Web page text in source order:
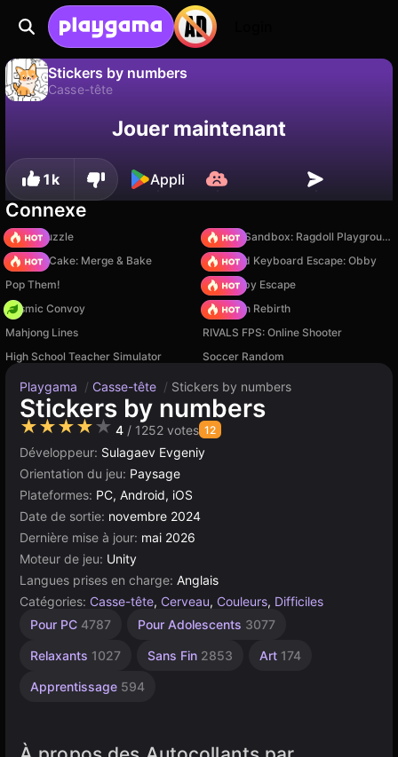
Stickers by numbers
Casse-tête
progression !
Non Enregistrer
Jouer maintenant
1k Appli
Connexe
Arrow Puzzle
Sprunki Sandbox: Ragdoll Playground Mode
Piece of Cake: Merge & Bake
+1 Speed Keyboard Escape: Obby
Pop Them!
Your Obby Escape
Cosmic Convoy
Stickman Rebirth
Mahjong Lines
RIVALS FPS: Online Shooter
High School Teacher Simulator
Soccer Random
Playgama / Casse-tête / Stickers by numbers
Stickers by numbers
★★★★★ 4 / 1252 votes 12
Développeur: Sulagaev Evgeniy
Orientation du jeu: Paysage
Plateformes: PC, Android, iOS
Date de sortie: novembre 2024
Dernière mise à jour: mai 2026
Moteur de jeu: Unity
Langues prises en charge: Anglais
Catégories: Casse-tête, Cerveau, Couleurs, Difficiles
Pour PC 4787 Pour Adolescents 3077
Relaxants 1027 Sans Fin 2853 Art 174
Apprentissage 594
Esprit
Agilité
Bureau
Simples
Navigateur
Unity
ligne